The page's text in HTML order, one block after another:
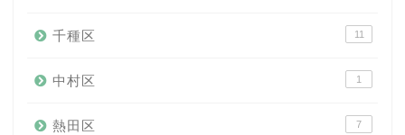
千種区 11
中村区 1
熱田区 7